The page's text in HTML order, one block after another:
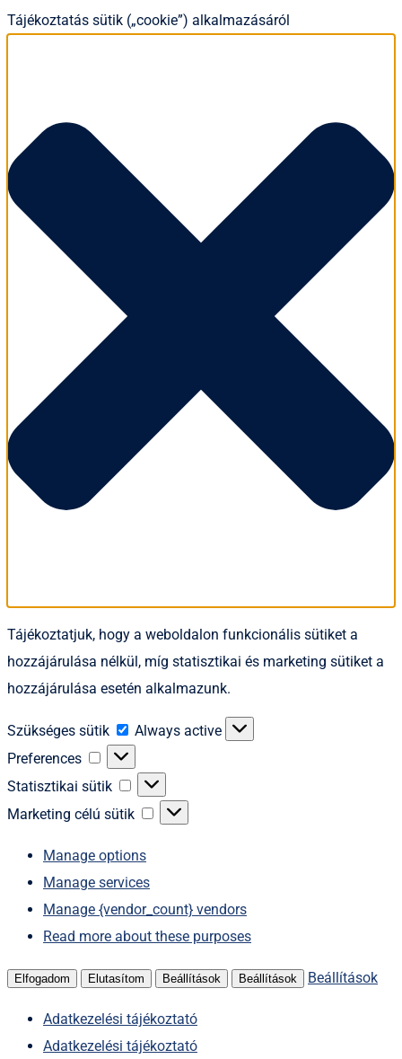
Tájékoztatás sütik („cookie”) alkalmazásáról
Tájékoztatjuk, hogy a weboldalon funkcionális sütiket a
hozzájárulása nélkül, míg statisztikai és marketing sütiket a
hozzájárulása esetén alkalmazunk.
Szükséges sütik
Szükséges
Always active
Preferences
Preferences
Statisztikai sütik
Statisztikai
sütik
Marketing célú sütik
Marketing
Manage options
Manage services
Manage {vendor_count} vendors
Read more about these purposes
Elfogadom Elutasítom Beállítások Beállítások Beállítások
Adatkezelési tájékoztató
Adatkezelési tájékoztató